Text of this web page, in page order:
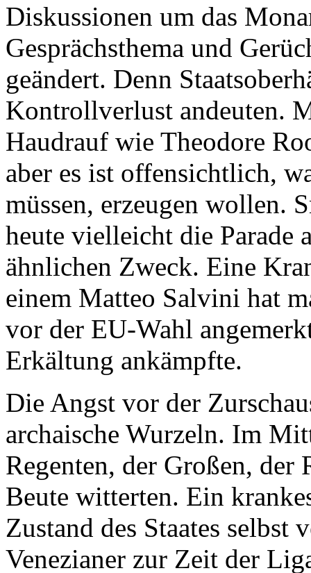
Diskussionen um das
Gesprächsthema und
geändert. Denn
Kontrollverlust andeuten.
Haudrauf wie Theodore
aber es ist offensichtlich,
müssen, erzeugen wollen.
heute vielleicht die Parade
ähnlichen Zweck. Eine
einem Matteo Salvini hat
vor der EU-Wahl
Erkältung ankämpfte.
Die Angst vor der
archaische Wurzeln. Im
Regenten, der Großen, der
Beute witterten. Ein
Zustand des Staates selbst
Venezianer zur Zeit der